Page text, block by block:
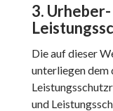
3.
Die auf dieser
unterliegen dem
und